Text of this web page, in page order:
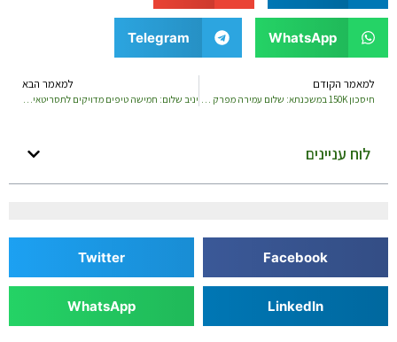
WhatsApp
Telegram
למאמר הקודם
חיסכון 150K במשכנתא: שלום עמירה מפרק את האסטרטגיה שלו
למאמר הבא
יניב שלום: חמישה טיפים מדויקים לתסריטאים לפנייה לחברות הפקה עם הגשה לסדרה
לוח עניינים
Facebook
Twitter
LinkedIn
WhatsApp